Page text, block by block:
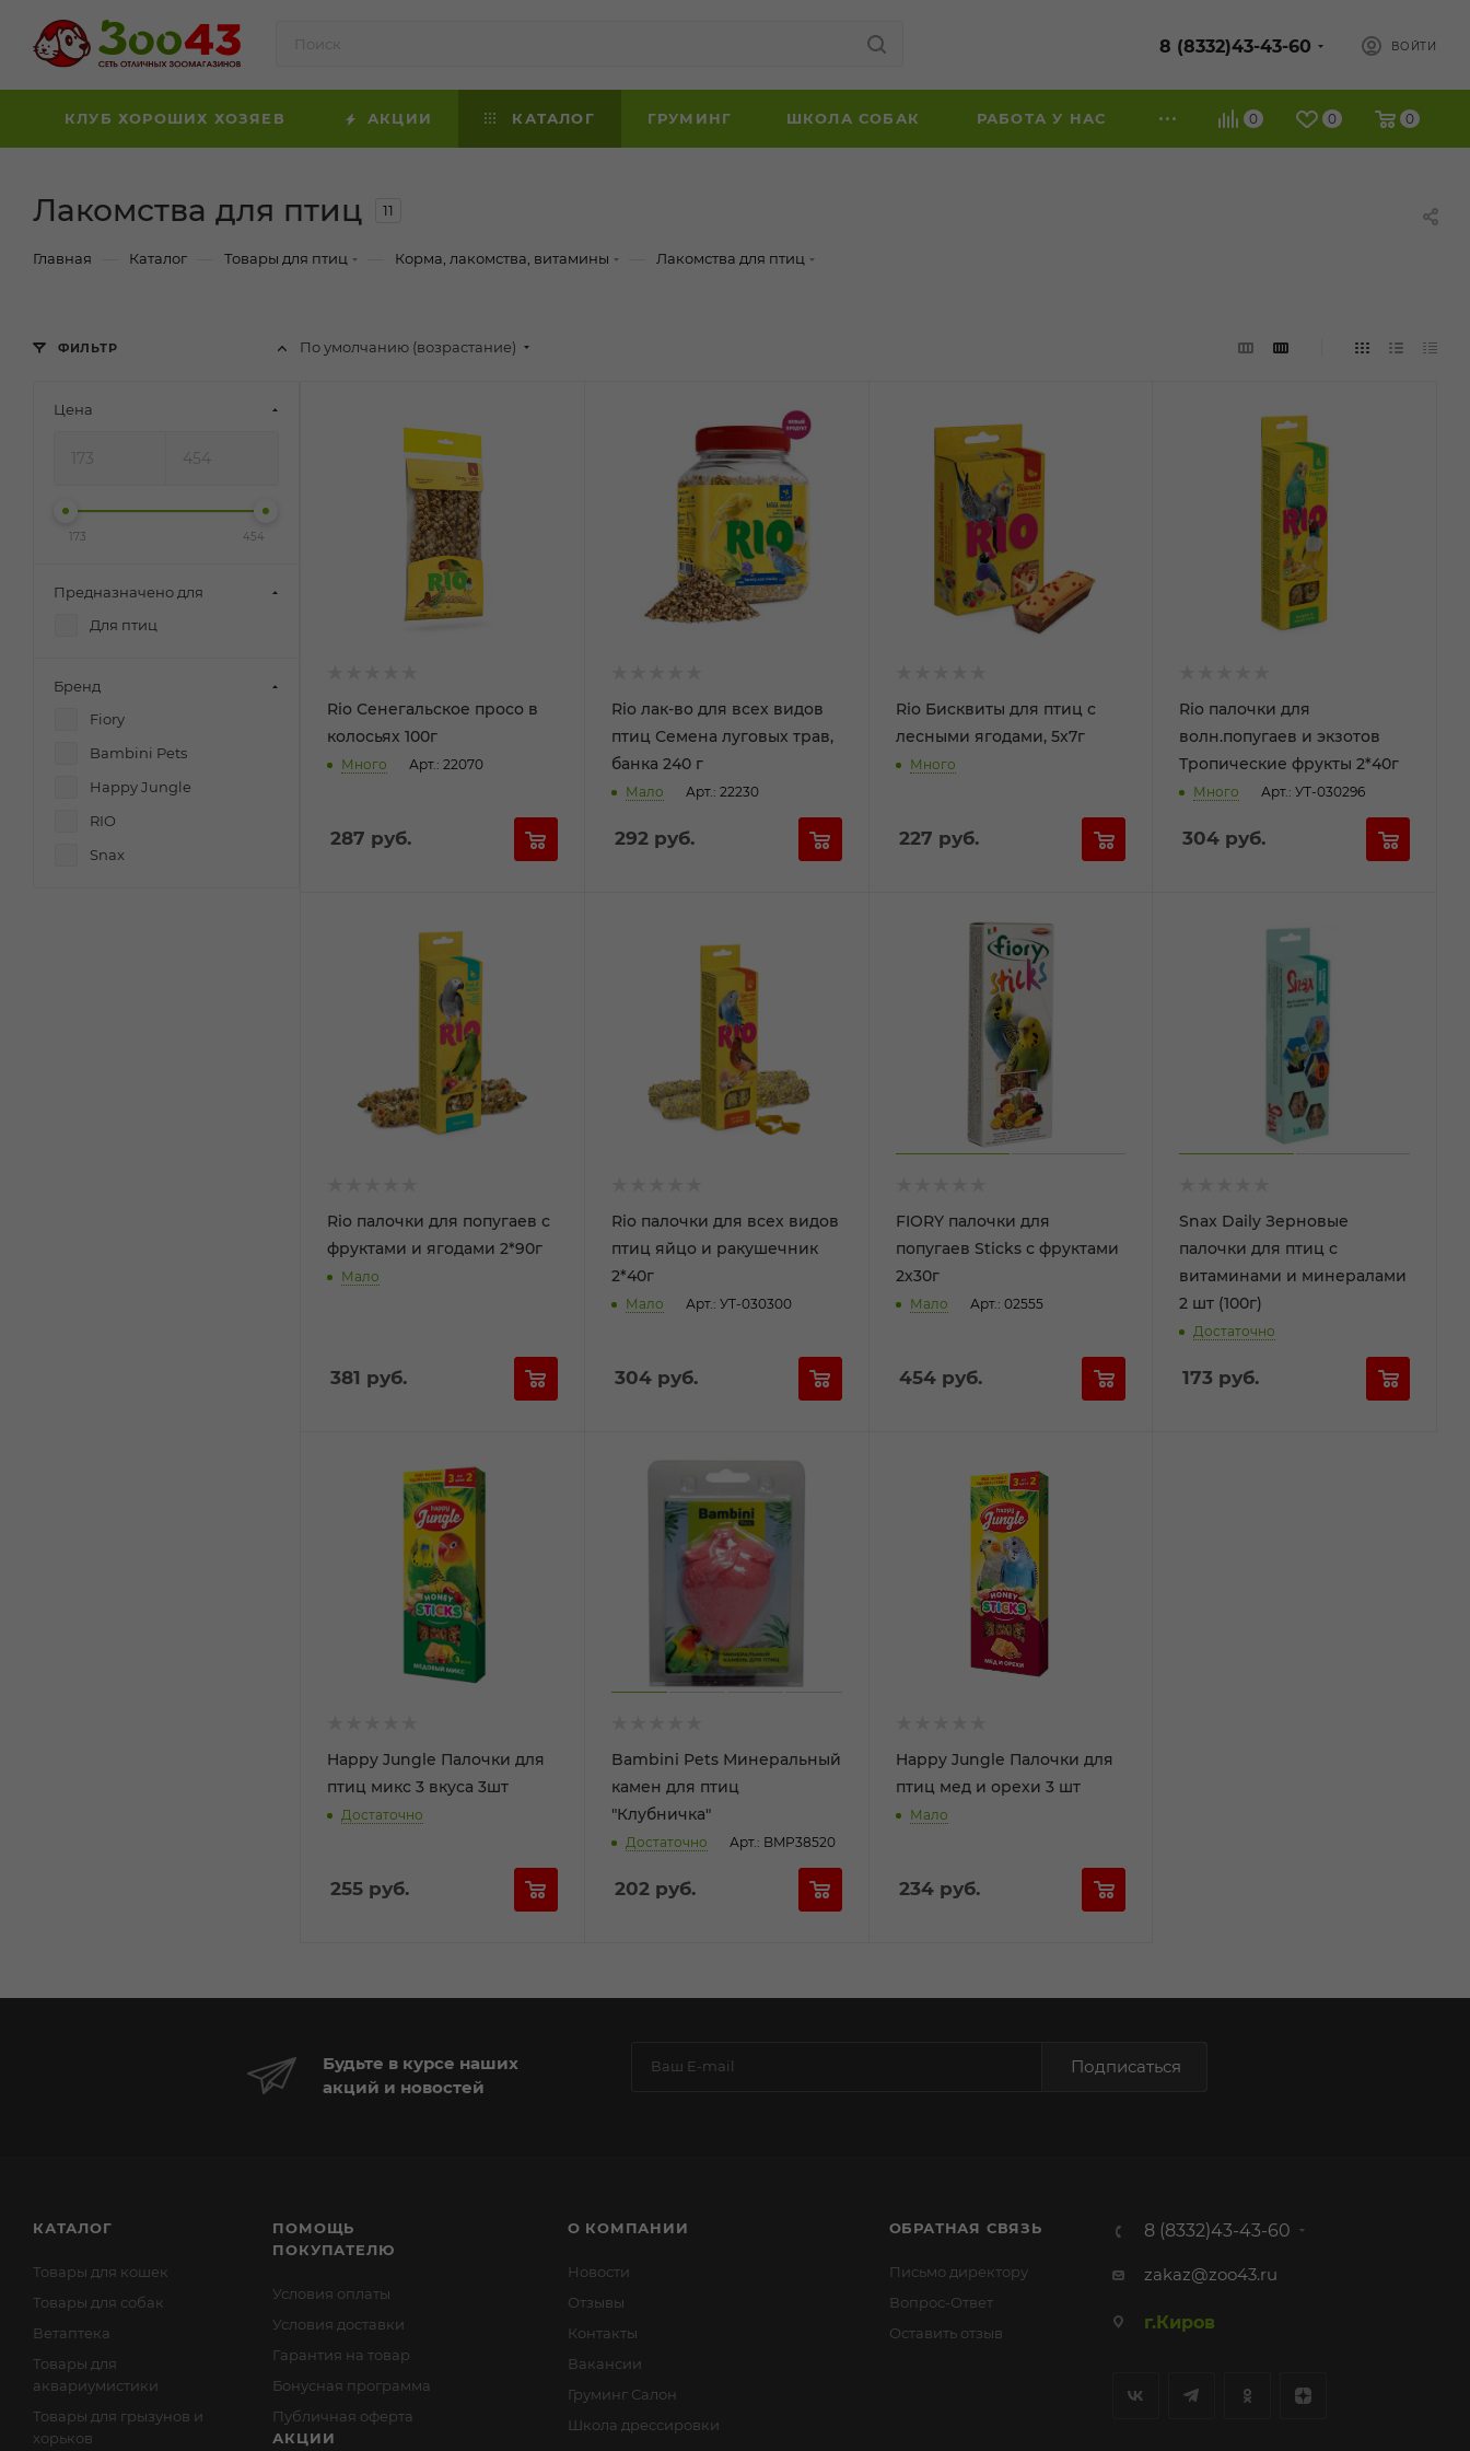
8 (8332)43-43-60 ВОЙТИ
0 0 0
КЛУБ ХОРОШИХ ХОЗЯЕВ АКЦИИ КАТАЛОГ ГРУМИНГ ШКОЛА СОБАК РАБОТА У НАС
Лакомства для птиц 11
Главная Каталог Товары для птиц Корма, лакомства, витамины Лакомства для птиц
По умолчанию (возрастание)
Rio Сенегальское просо в
колосьях 100г
Много Арт.: 22070
287 руб.
Rio лак-во для всех видов
птиц Семена луговых трав,
банка 240 г
Мало Арт.: 22230
292руб.
Rio Бисквиты для птиц с
лесными ягодами, 5х7г
Много
227 руб.
Rio палочки для
волн.попугаев и экзотов
Тропические фрукты 2*40г
Много Арт.: УТ-030296
304 руб.
Rio палочки для попугаев с
фруктами и ягодами 2*90г
Мало
381 руб.
Rio палочки для всех видов
птиц яйцо и ракушечник
2*40г
Мало Арт.: УТ-030300
304руб.
FIORY палочки для
попугаев Sticks с фруктами
2х30г
Мало Арт.: 02555
454руб.
Snax Daily Зерновые
палочки для птиц с
витаминами и минералами
2 шт (100г)
Достаточно
173 руб.
Happy Jungle Палочки для
птиц микс 3 вкуса 3шт
Достаточно
255 руб.
Bambini Pets Минеральный
камен для птиц
"Клубничка"
Достаточно Арт.: BMP38520
202руб.
Happy Jungle Палочки для
птиц мед и орехи 3 шт
Мало
234руб.
ФИЛЬТР
Цена
173 454
Предназначено для
Для птиц
Бренд
Fiory
Bambini Pets
Happy Jungle
RIO
Snax
Будьте в курсе наших
акций и новостей
Подписаться
КАТАЛОГ
Товары для кошек
Товары для собак
Ветаптека
Товары для
аквариумистики
Товары для грызунов и
хорьков
ПОМОЩЬ
ПОКУПАТЕЛЮ
Условия оплаты
Условия доставки
Гарантия на товар
Бонусная программа
Публичная оферта
АКЦИИ
О КОМПАНИИ
Новости
Отзывы
Контакты
Вакансии
Груминг Салон
Школа дрессировки
ОБРАТНАЯ СВЯЗЬ
Письмо директору
Вопрос-Ответ
Оставить отзыв
8 (8332)43-43-60
zakaz@zoo43.ru
г.Киров